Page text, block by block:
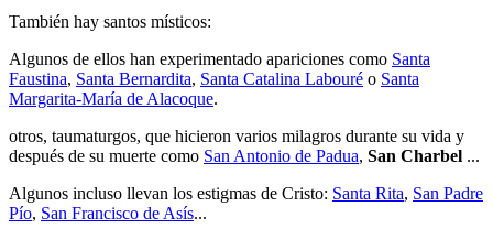
También hay santos místicos:
Algunos de ellos han experimentado apariciones como Santa
Faustina, Santa Bernardita, Santa Catalina Labouré o Santa
Margarita-María de Alacoque.
otros, taumaturgos, que hicieron varios milagros durante su vida y
después de su muerte como San Antonio de Padua, San Charbel ...
Algunos incluso llevan los estigmas de Cristo: Santa Rita, San Padre
Pío, San Francisco de Asís...